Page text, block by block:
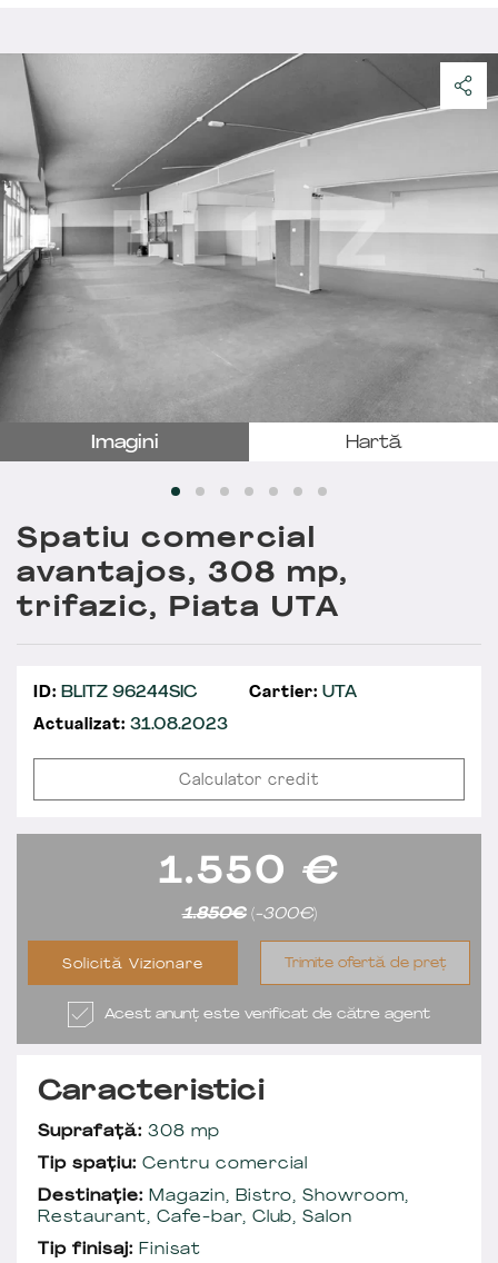
Imagini Hartă
Spatiu comercial
avantajos, 308 mp,
trifazic, Piata UTA
ID: BLITZ 96244SIC Cartier: UTA
Actualizat: 31.08.2023
Calculator credit
1.550 €
1.850€ (-300€)
Solicită Vizionare Trimite ofertă de preț
Acest anunț este verificat de către agent
Caracteristici
Suprafață: 308 mp
Tip spațiu: Centru comercial
Destinație: Magazin, Bistro, Showroom,
Restaurant, Cafe-bar, Club, Salon
Tip finisaj: Finisat